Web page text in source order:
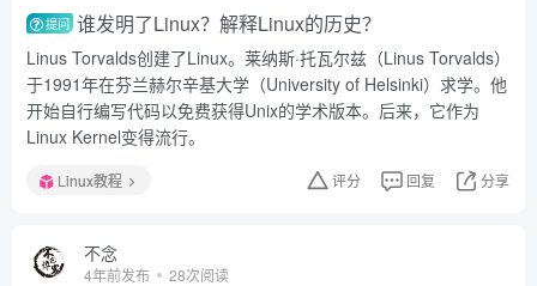
提问 谁发明了Linux？解释Linux的历史？
Linus Torvalds创建了Linux。莱纳斯·托瓦尔兹（Linus Torvalds）
于1991年在芬兰赫尔辛基大学（University of Helsinki）求学。他
开始自行编写代码以免费获得Unix的学术版本。后来，它作为
Linux Kernel变得流行。
Linux教程 评分 回复 分享
不念
4年前发布 28次阅读